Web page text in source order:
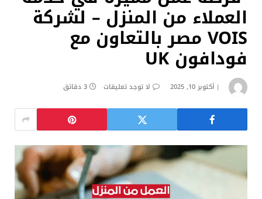
العملاء من المنزل – لشركة
VOIS مصر بالتعاون مع
فودافون UK
أكتوبر 10, 2025 لا توجد تعليقات 3 دقائق